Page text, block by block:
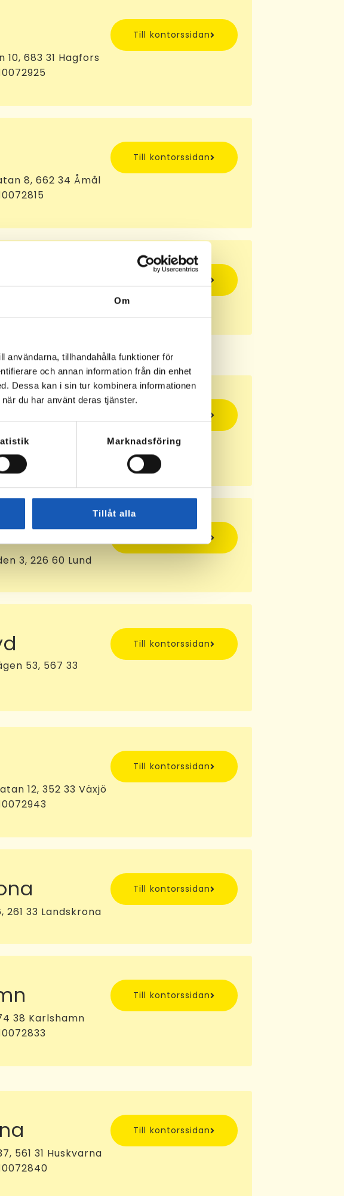
Om
användarna, tillhandahålla funktioner för
och annan information från din enhet
Dessa kan i sin tur kombinera informationen
du har använt deras tjänster.
Marknadsföring
Tillåt alla
10, 683 31 Hagfors
Till kontorssidan
8, 662 34 Åmål
Till kontorssidan
575 35 Eksjö
4, 283 31 Osby
3, 226 60 Lund
53, 567 33
Till kontorssidan
12, 352 33 Växjö
Till kontorssidan
261 33 Landskrona
Till kontorssidan
38 Karlshamn
Till kontorssidan
561 31 Huskvarna
Till kontorssidan